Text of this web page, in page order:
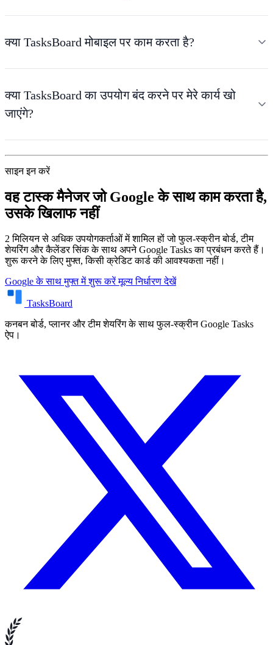
क्या TasksBoard मोबाइल पर काम करता है?
क्या TasksBoard का उपयोग बंद करने पर मेरे कार्य खो
जाएंगे?
साइन इन करें
वह टास्क मैनेजर जो Google के साथ काम करता है,
उसके खिलाफ नहीं
2 मिलियन से अधिक उपयोगकर्ताओं में शामिल हों जो फुल-स्क्रीन बोर्ड, टीम
शेयरिंग और कैलेंडर सिंक के साथ अपने Google Tasks का प्रबंधन करते हैं।
शुरू करने के लिए मुफ्त, किसी क्रेडिट कार्ड की आवश्यकता नहीं।
Google के साथ मुफ्त में शुरू करेंमूल्य निर्धारण देखें
TasksBoard
कनबन बोर्ड, प्लानर और टीम शेयरिंग के साथ फुल-स्क्रीन Google Tasks
ऐप।